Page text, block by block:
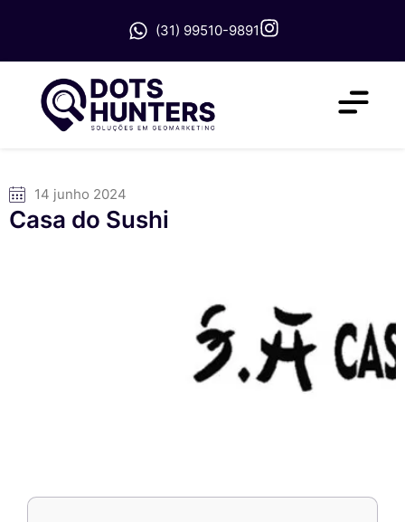
(31) 99510-9891
14 junho 2024
Casa do Sushi